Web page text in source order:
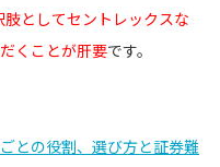
肢としてセントレックスな
くことが肝要です。
との役割、選び方と証券難